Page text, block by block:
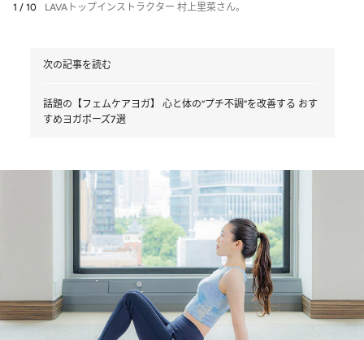
1 / 10 LAVAトップインストラクター 村上里菜さん。
次の記事を読む
話題の【フェムケアヨガ】 心と体の“プチ不調”を改善する おす
すめヨガポーズ7選